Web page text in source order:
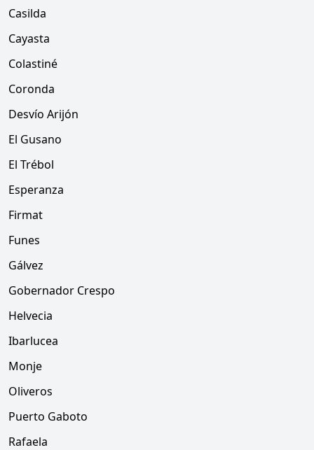
Casilda
Cayasta
Colastiné
Coronda
Desvío Arijón
El Gusano
El Trébol
Esperanza
Firmat
Funes
Gálvez
Gobernador Crespo
Helvecia
Ibarlucea
Monje
Oliveros
Puerto Gaboto
Rafaela